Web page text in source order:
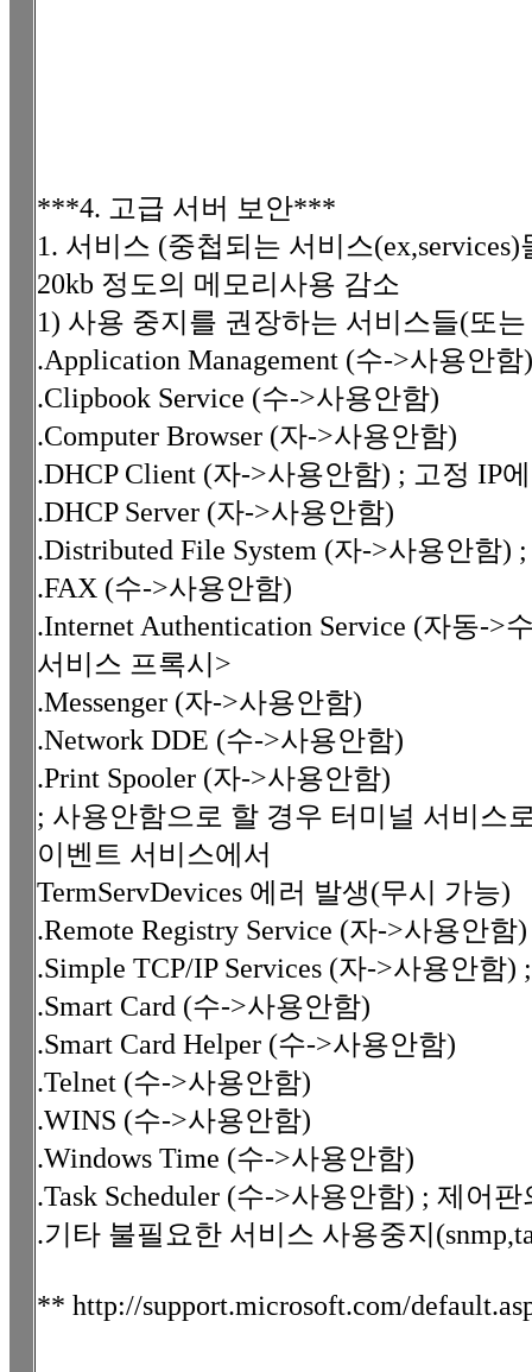
***4. 고급 서버 보안***
1. 서비스 (중첩되는 서비스
20kb 정도의 메모리사용 감소
1) 사용 중지를 권장하는 서비스들(또
.Application Management (수->사용안함)
.Clipbook Service (수->사용안함)
.Computer Browser (자->사용안함)
.DHCP Client (자->사용안함) ; 고정 IP
.DHCP Server (자->사용안함)
.Distributed File System (자->사용안함
.FAX (수->사용안함)
.Internet Authentication Service (자동->
서비스 프록시>
.Messenger (자->사용안함)
.Network DDE (수->사용안함)
.Print Spooler (자->사용안함)
; 사용안함으로 할 경우 터미널 서비스
이벤트 서비스에서
TermServDevices 에러 발생(무시 가능)
.Remote Registry Service (자->사용안
.Simple TCP/IP Services (자->사용안함
.Smart Card (수->사용안함)
.Smart Card Helper (수->사용안함)
.Telnet (수->사용안함)
.WINS (수->사용안함)
.Windows Time (수->사용안함)
.Task Scheduler (수->사용안함) ; 제어
.기타 불필요한 서비스 사용중지
** http://support.microsoft.com/